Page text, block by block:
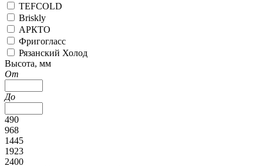
TEFCOLD
Briskly
АРКТО
Фригогласс
Рязанский Холод
Высота, мм
От
До
490
968
1445
1923
2400